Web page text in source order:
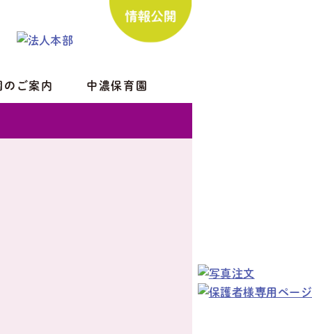
のご案内 中濃保育園